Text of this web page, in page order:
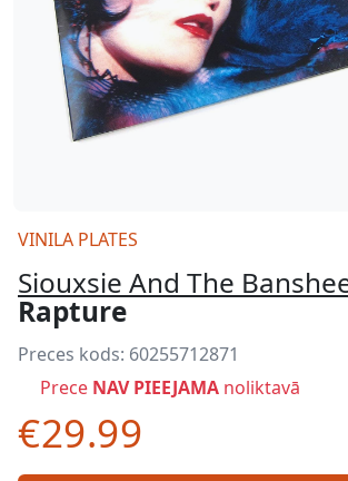
VINILA PLATES
Siouxsie And The
Rapture
Preces kods: 60255712871
Prece NAV PIEEJAMA noliktavā
€29.99